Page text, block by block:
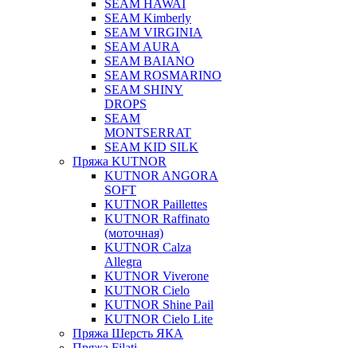
SEAM HAWAI
SEAM Kimberly
SEAM VIRGINIA
SEAM AURA
SEAM BAIANO
SEAM ROSMARINO
SEAM SHINY
DROPS
SEAM
MONTSERRAT
SEAM KID SILK
Пряжа KUTNOR
KUTNOR ANGORA
SOFT
KUTNOR Paillettes
KUTNOR Raffinato
(моточная)
KUTNOR Calza
Allegra
KUTNOR Viverone
KUTNOR Cielo
KUTNOR Shine Pail
KUTNOR Cielo Lite
Пряжа Шерсть ЯКА